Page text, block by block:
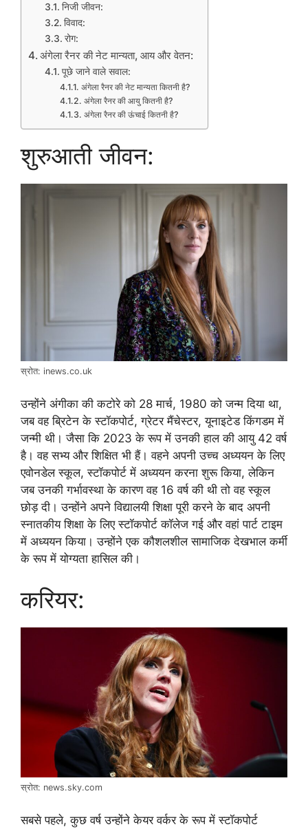
निजी जीवन:
विवाद:
रोग:
अंगेला रैनर की नेट मान्यता, आय और वेतन:
पूछे जाने वाले सवाल:
अंगेला रैनर की नेट मान्यता कितनी है?
अंगेला रैनर की आयु कितनी है?
अंगेला रैनर की ऊंचाई कितनी है?
शुरुआती जीवन:
स्रोत: inews.co.uk
उन्होंने अंगीका की कटोरे को 28 मार्च, 1980 को जन्म दिया था,
जब वह ब्रिटेन के स्टॉकपोर्ट, ग्रेटर मैंचेस्टर, यूनाइटेड किंगडम में
जन्मी थी। जैसा कि 2023 के रूप में उनकी हाल की आयु 42 वर्ष
है। वह सभ्य और शिक्षित भी हैं। वहने अपनी उच्च अध्ययन के लिए
एवोनडेल स्कूल, स्टॉकपोर्ट में अध्ययन करना शुरू किया, लेकिन
जब उनकी गर्भावस्था के कारण वह 16 वर्ष की थी तो वह स्कूल
छोड़ दी। उन्होंने अपने विद्यालयी शिक्षा पूरी करने के बाद अपनी
स्नातकीय शिक्षा के लिए स्टॉकपोर्ट कॉलेज गई और वहां पार्ट टाइम
में अध्ययन किया। उन्होंने एक कौशलशील सामाजिक देखभाल कर्मी
के रूप में योग्यता हासिल की।
करियर:
स्रोत: news.sky.com
सबसे पहले, कुछ वर्ष उन्होंने केयर वर्कर के रूप में स्टॉकपोर्ट